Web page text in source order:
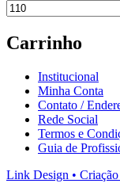
Carrinho
Institucional
Minha Conta
Contato /
Rede Social
Termos e
Guia de
Link Design • Criação